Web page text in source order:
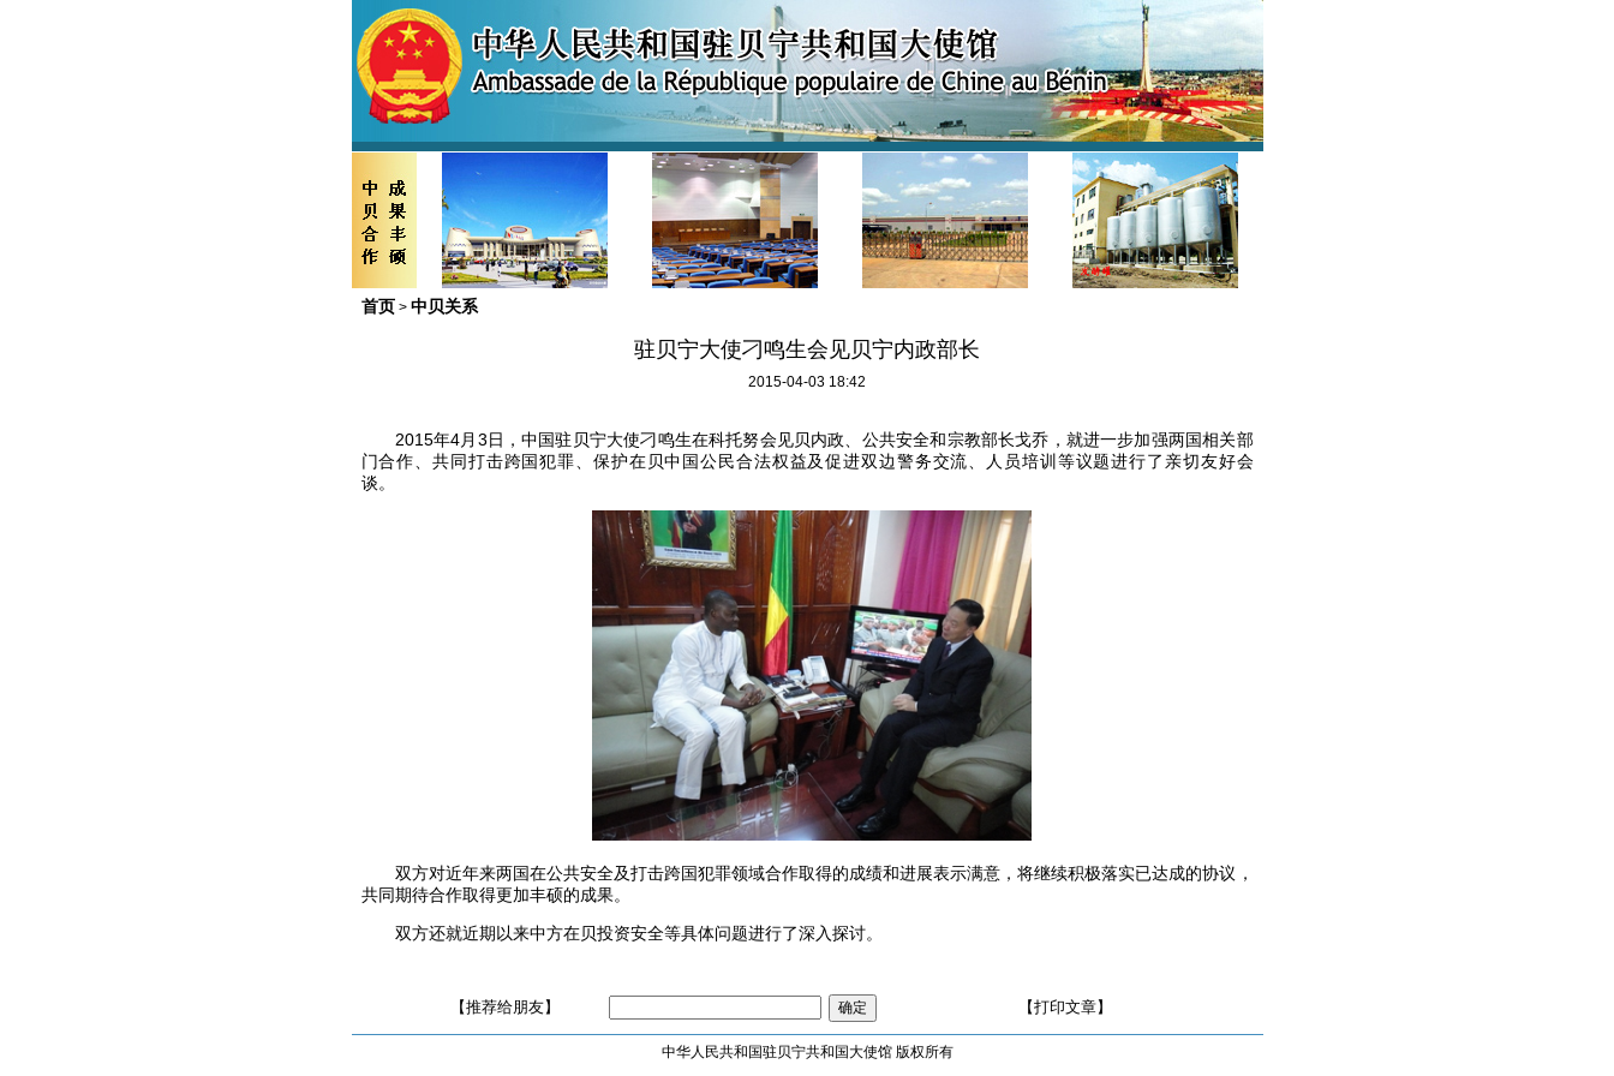
首页 > 中贝关系
驻贝宁大使刁鸣生会见贝宁内政部长
2015-04-03 18:42
2015年4月 3日，中国驻贝宁大使刁鸣生在科托努会见贝内政、公共安全和宗教部长戈乔，就进一步加强两国相关部
门合作、共同打击跨国犯罪、保护在贝中国公民合法权益及促进双边警务交流、人员培训等议题进行了亲切友好会
谈。
双方对近年来两国在公共安全及打击跨国犯罪领域合作取得的成绩和进展表示满意，将继续积极落实已达成的协议，
共同期待合作取得更加丰硕的成果。
双方还就近期以来中方在贝投资安全等具体问题进行了深入探讨。
【推荐给朋友】 【打印文章】
中华人民共和国驻贝宁共和国大使馆 版权所有